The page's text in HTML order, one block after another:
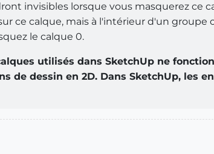
invisibles lorsque vous masquerez ce
ce calque, mais à l'intérieur d'un
le calque 0.
utilisés dans SketchUp ne
de dessin en 2D. Dans SketchUp, les